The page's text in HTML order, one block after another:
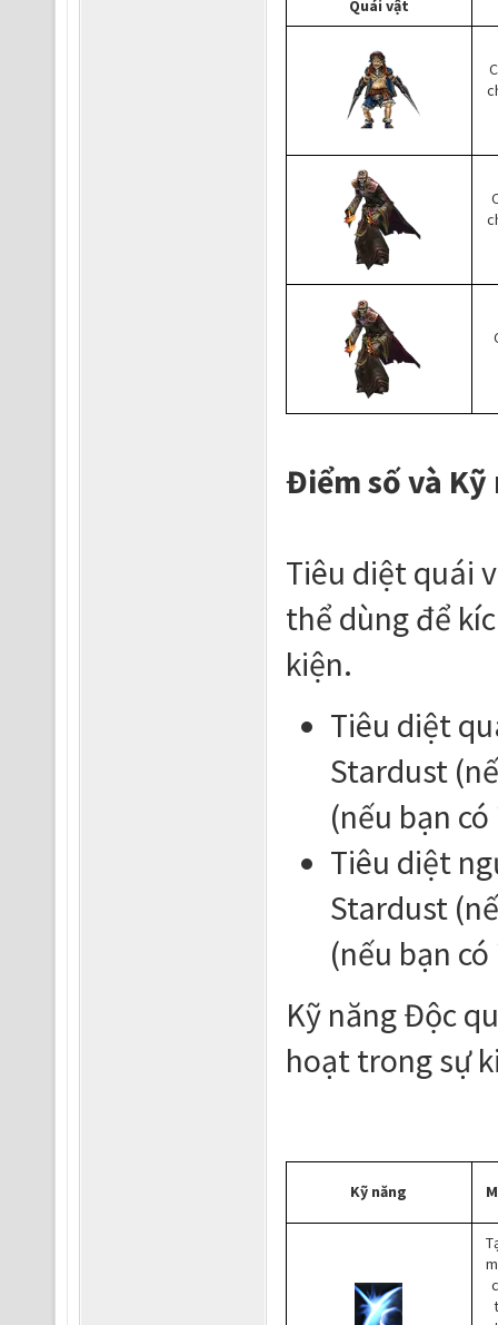
Quái vật
Điểm số và
Tiêu diệt quái
thể dùng để
kiện.
Tiêu diệt
Stardust
(nếu bạn
Tiêu diệt
Stardust
(nếu bạn
Kỹ năng Độc
hoạt trong sự
Kỹ năng